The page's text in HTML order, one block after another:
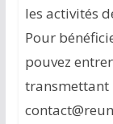
les activités
Pour
pouvez
transmettant